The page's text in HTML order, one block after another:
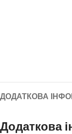
ДОДАТКОВА
Додаткова